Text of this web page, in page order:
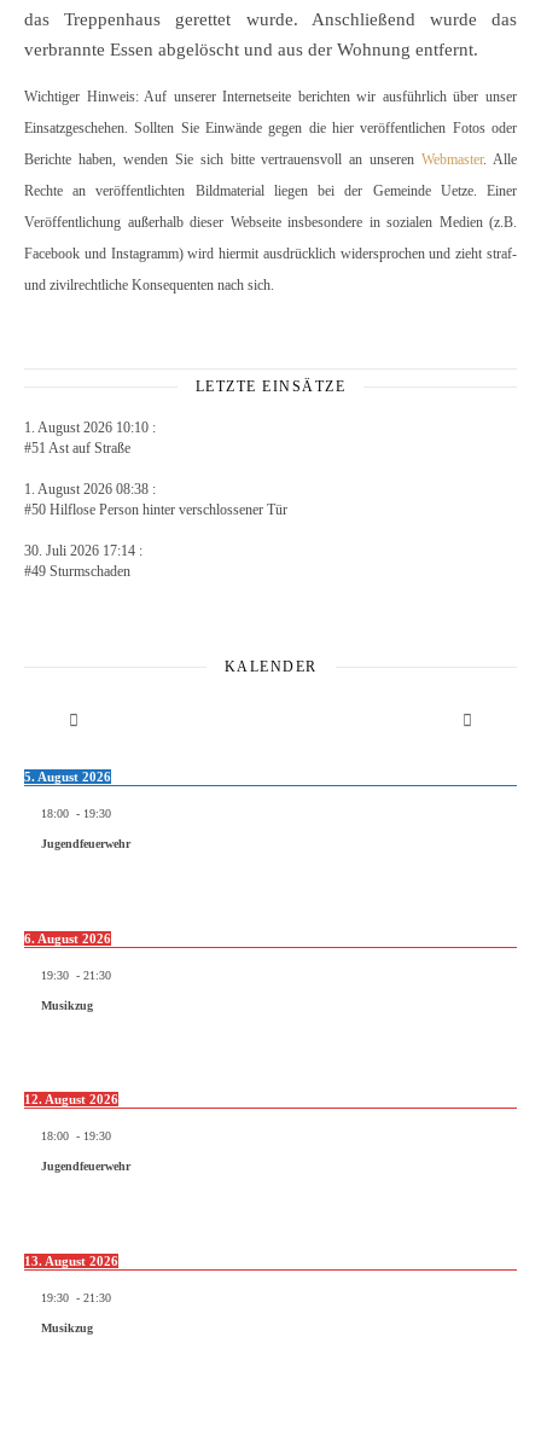
das Treppenhaus gerettet wurde. Anschließend wurde das
verbrannte Essen abgelöscht und aus der Wohnung entfernt.
Wichtiger Hinweis: Auf unserer Internetseite berichten wir ausführlich über unser
Einsatzgeschehen. Sollten Sie Einwände gegen die hier veröffentlichen Fotos oder
Berichte haben, wenden Sie sich bitte vertrauensvoll an unserenWebmaster. Alle
Rechte an veröffentlichten Bildmaterial liegen bei der Gemeinde Uetze. Einer
Veröffentlichung außerhalb dieser Webseite insbesondere in sozialen Medien (z.B.
Facebook und Instagramm) wird hiermit ausdrücklich widersprochen und zieht straf-
und zivilrechtliche Konsequenten nach sich.
LETZTE EINSÄTZE
1. August 2026 10:10 :
#51 Ast auf Straße
1. August 2026 08:38 :
#50 Hilflose Person hinter verschlossener Tür
30. Juli 2026 17:14 :
#49 Sturmschaden
KALENDER
5. August 2026
18:00 - 19:30
Jugendfeuerwehr
6. August 2026
19:30 - 21:30
Musikzug
12. August 2026
18:00 - 19:30
Jugendfeuerwehr
13. August 2026
19:30 - 21:30
Musikzug